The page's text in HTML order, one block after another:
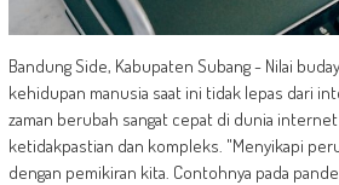
Bandung Side, Kabupaten Subang - Nilai
kehidupan manusia saat ini tidak lepas dari
zaman berubah sangat cepat di dunia
ketidakpastian dan kompleks. "Menyikapi
dengan pemikiran kita. Contohnya pada